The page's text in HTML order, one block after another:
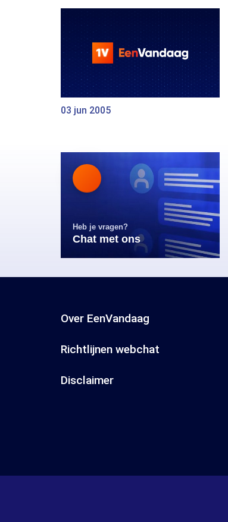
03 jun 2005
Heb je vragen?
Chat met ons
Over EenVandaag
Richtlijnen webchat
Disclaimer